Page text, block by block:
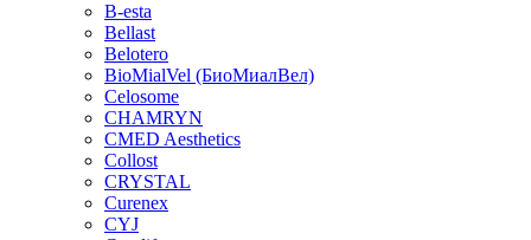
B-esta
Bellast
Belotero
BioMialVel (БиоМиалВел)
Celosome
CHAMRYN
CMED Aesthetics
Collost
CRYSTAL
Curenex
CYJ